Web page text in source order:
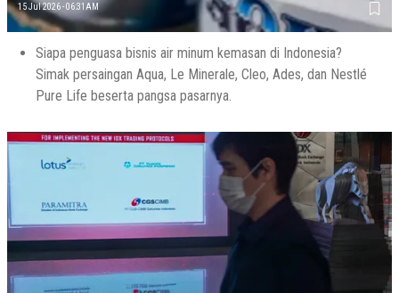
15 Jul 2026 - 06:31AM
Siapa penguasa bisnis air minum kemasan di Indonesia?
Simak persaingan Aqua, Le Minerale, Cleo, Ades, dan Nestlé
Pure Life beserta pangsa pasarnya.